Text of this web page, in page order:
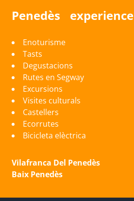
Penedès experience
Enoturisme
Tasts
Degustacions
Rutes en Segway
Excursions
Visites culturals
Castellers
Ecorrutes
Bicicleta elèctrica
Vilafranca Del Penedès
Baix Penedès